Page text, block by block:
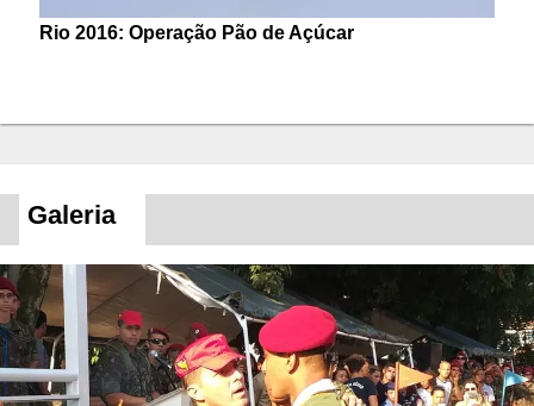
Rio 2016: Operação Pão de Açúcar
Galeria